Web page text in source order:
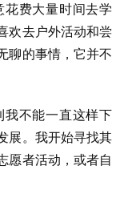
费大量时间去学
欢去户外活动和尝
聊的事情，它并不
不能一直这样下
展。我开始寻找其
愿者活动，或者自